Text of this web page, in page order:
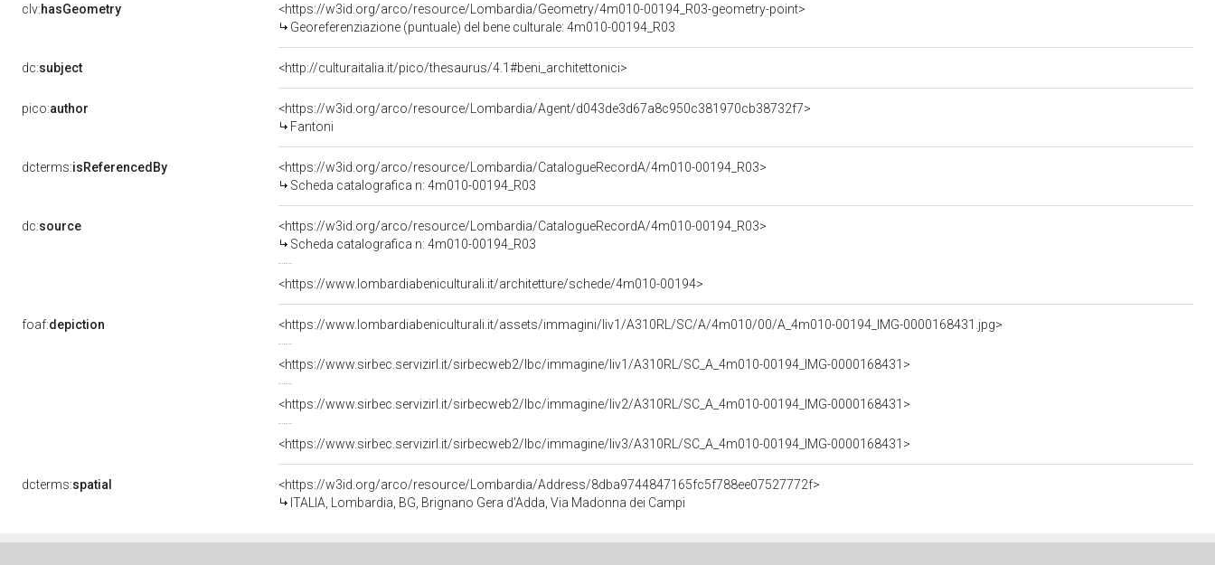
clv:hasGeometry
<https://w3id.org/arco/resource/Lombardia/Geometry/4m010-00194_R03-geometry-point>
Georeferenziazione (puntuale) del bene culturale: 4m010-00194_R03
dc:subject <http://culturaitalia.it/pico/thesaurus/4.1#beni_architettonici>
pico:author
<https://w3id.org/arco/resource/Lombardia/Agent/d043de3d67a8c950c381970cb38732f7>
Fantoni
dcterms:isReferencedBy
<https://w3id.org/arco/resource/Lombardia/CatalogueRecordA/4m010-00194_R03>
Scheda catalografica n: 4m010-00194_R03
dc:source
<https://w3id.org/arco/resource/Lombardia/CatalogueRecordA/4m010-00194_R03>
Scheda catalografica n: 4m010-00194_R03
<https://www.lombardiabeniculturali.it/architetture/schede/4m010-00194>
foaf:depiction <https://www.lombardiabeniculturali.it/assets/immagini/liv1/A310RL/SC/A/4m010/00/A_4m010-00194_IMG-0000168431.jpg>
<https://www.sirbec.servizirl.it/sirbecweb2/lbc/immagine/liv1/A310RL/SC_A_4m010-00194_IMG-0000168431>
<https://www.sirbec.servizirl.it/sirbecweb2/lbc/immagine/liv2/A310RL/SC_A_4m010-00194_IMG-0000168431>
<https://www.sirbec.servizirl.it/sirbecweb2/lbc/immagine/liv3/A310RL/SC_A_4m010-00194_IMG-0000168431>
dcterms:spatial
<https://w3id.org/arco/resource/Lombardia/Address/8dba9744847165fc5f788ee07527772f>
ITALIA, Lombardia, BG, Brignano Gera d'Adda, Via Madonna dei Campi